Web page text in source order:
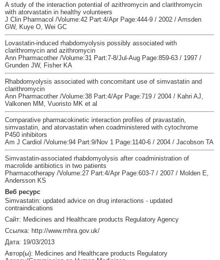
A study of the interaction potential of azithromycin and clarithromycin
with atorvastatin in healthy volunteers
J Clin Pharmacol /Volume:42 Part:4/Apr Page:444-9 / 2002 / Amsden
GW, Kuye O, Wei GC
Lovastatin-induced rhabdomyolysis possibly associated with
clarithromycin and azithromycin
Ann Pharmacother /Volume:31 Part:7-8/Jul-Aug Page:859-63 / 1997 /
Grunden JW, Fisher KA
Rhabdomyolysis associated with concomitant use of simvastatin and
clarithromycin
Ann Pharmacother /Volume:38 Part:4/Apr Page:719 / 2004 / Kahri AJ,
Valkonen MM, Vuoristo MK et al
Comparative pharmacokinetic interaction profiles of pravastatin,
simvastatin, and atorvastatin when coadministered with cytochrome
P450 inhibitors
Am J Cardiol /Volume:94 Part:9/Nov 1 Page:1140-6 / 2004 / Jacobson TA
Simvastatin-associated rhabdomyolysis after coadministration of
macrolide antibiotics in two patients
Pharmacotherapy /Volume:27 Part:4/Apr Page:603-7 / 2007 / Molden E,
Andersson KS
Веб ресурс
Simvastatin: updated advice on drug interactions - updated
contraindications
Сайт: Medicines and Healthcare products Regulatory Agency
Ссылка: http://www.mhra.gov.uk/
Дата: 19/03/2013
Автор(ы): Medicines and Healthcare products Regulatory